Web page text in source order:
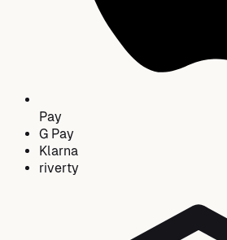
Pay
G Pay
Klarna
riverty